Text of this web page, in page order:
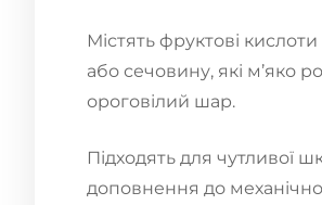
Містять фруктові
або сечовину, які м’яко
ороговілий шар.
Підходять для чутливої
доповнення до